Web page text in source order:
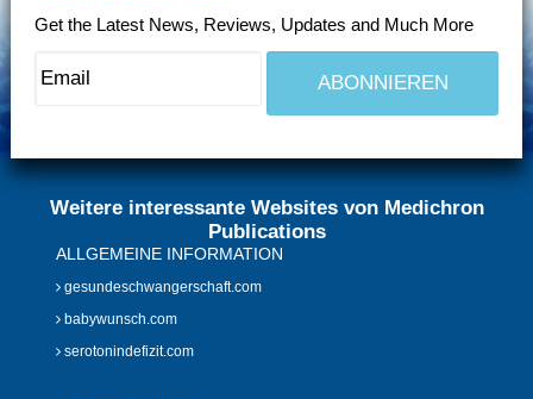
Get the Latest News, Reviews, Updates and Much More
Weitere interessante Websites von Medichron
Publications
ALLGEMEINE INFORMATION
gesundeschwangerschaft.com
babywunsch.com
serotonindefizit.com